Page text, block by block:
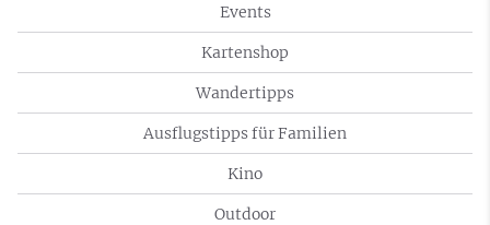
Events
Kartenshop
Wandertipps
Ausflugstipps für Familien
Kino
Outdoor